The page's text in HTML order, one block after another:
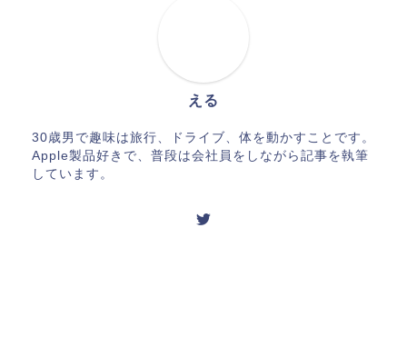
える
30歳男で趣味は旅行、ドライブ、体を動かすことです。
Apple製品好きで、普段は会社員をしながら記事を執筆
しています。